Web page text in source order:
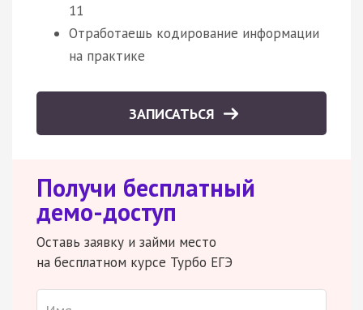
11
Отработаешь кодирование информации
на практике
ЗАПИСАТЬСЯ
Получи бесплатный
демо-доступ
Оставь заявку и займи место
на бесплатном курсе Турбо ЕГЭ